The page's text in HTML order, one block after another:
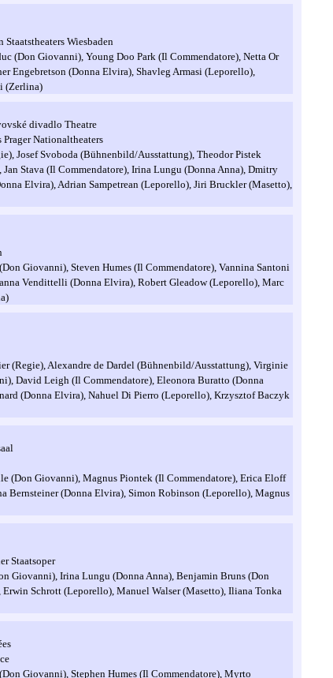
Staatstheaters Wiesbaden
(Don Giovanni), Young Doo Park (Il Commendatore), Netta Or
Engebretson (Donna Elvira), Shavleg Armasi (Leporello),
(Zerlina)
divadlo Theatre
Prager Nationaltheaters
Josef Svoboda (Bühnenbild/Ausstattung), Theodor Pistek
Stava (Il Commendatore), Irina Lungu (Donna Anna), Dmitry
Elvira), Adrian Sampetrean (Leporello), Jiri Bruckler (Masetto),
Giovanni), Steven Humes (Il Commendatore), Vannina Santoni
Vendittelli (Donna Elvira), Robert Gleadow (Leporello), Marc
(Regie), Alexandre de Dardel (Bühnenbild/Ausstattung), Virginie
David Leigh (Il Commendatore), Eleonora Buratto (Donna
(Donna Elvira), Nahuel Di Pierro (Leporello), Krzysztof Baczyk
(Don Giovanni), Magnus Piontek (Il Commendatore), Erica Eloff
Bernsteiner (Donna Elvira), Simon Robinson (Leporello), Magnus
Staatsoper
Giovanni), Irina Lungu (Donna Anna), Benjamin Bruns (Don
Schrott (Leporello), Manuel Walser (Masetto), Iliana Tonka
Giovanni), Stephen Humes (Il Commendatore), Myrto